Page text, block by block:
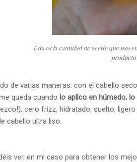
Esta es la cantidad de aceite que uso
de varias maneras: con el cabello
queda cuando lo aplico en húmedo,
cero frizz, hidratado, suelto,
cabello ultra liso.
ver, en mi caso para obtener los